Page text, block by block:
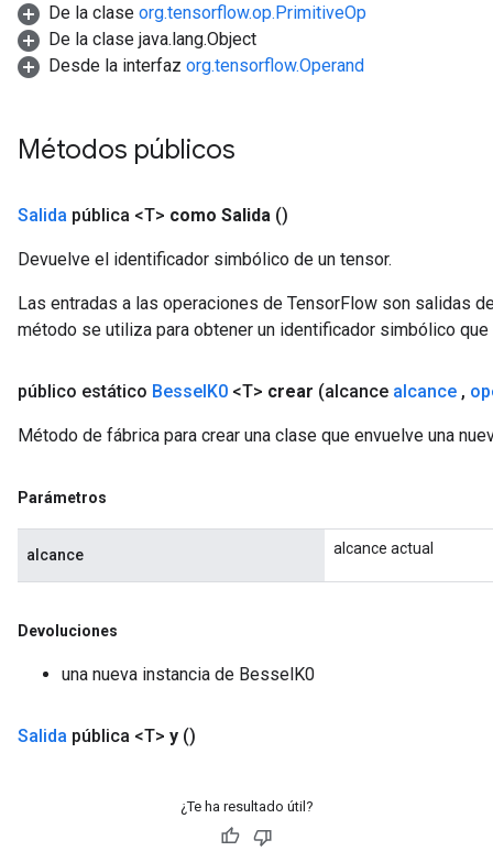
De la clase org.tensorflow.op.PrimitiveOp
De la clase java.lang.Object
Desde la interfaz org.tensorflow.Operand
Métodos públicos
Salida pública <T> como Salida ()
Devuelve el identificador simbólico de un tensor.
Las entradas a las operaciones de TensorFlow son salidas
método se utiliza para obtener un identificador simbólico
público estático BesselK0 <T> crear (alcance alcance ,
Método de fábrica para crear una clase que envuelve una
Parámetros
alcance alcance actual
Devoluciones
una nueva instancia de BesselK0
Salida pública <T> y ()
¿Te ha resultado útil?